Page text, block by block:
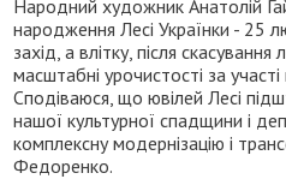
Народний художник Анатолій
народження Лесі Українки - 25
захід, а влітку, після
масштабні урочистості за участі
Сподіваюся, що ювілей Лесі
нашої культурної спадщини і
комплексну модернізацію і
Федоренко.